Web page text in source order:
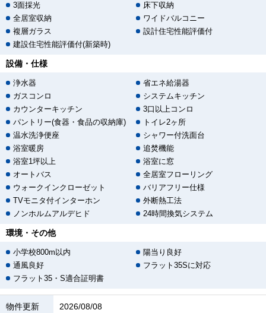
3面採光
床下収納
全居室収納
ワイドバルコニー
複層ガラス
設計住宅性能評価付
建設住宅性能評価付(新築時)
設備・仕様
浄水器
省エネ給湯器
ガスコンロ
システムキッチン
カウンターキッチン
3口以上コンロ
パントリー(食器・食品の収納庫)
トイレ2ヶ所
温水洗浄便座
シャワー付洗面台
浴室暖房
追焚機能
浴室1坪以上
浴室に窓
オートバス
全居室フローリング
ウォークインクローゼット
バリアフリー仕様
TVモニタ付インターホン
外断熱工法
ノンホルムアルデヒド
24時間換気システム
環境・その他
小学校800m以内
陽当り良好
通風良好
フラット35Sに対応
フラット35・S適合証明書
物件更新 2026/08/08